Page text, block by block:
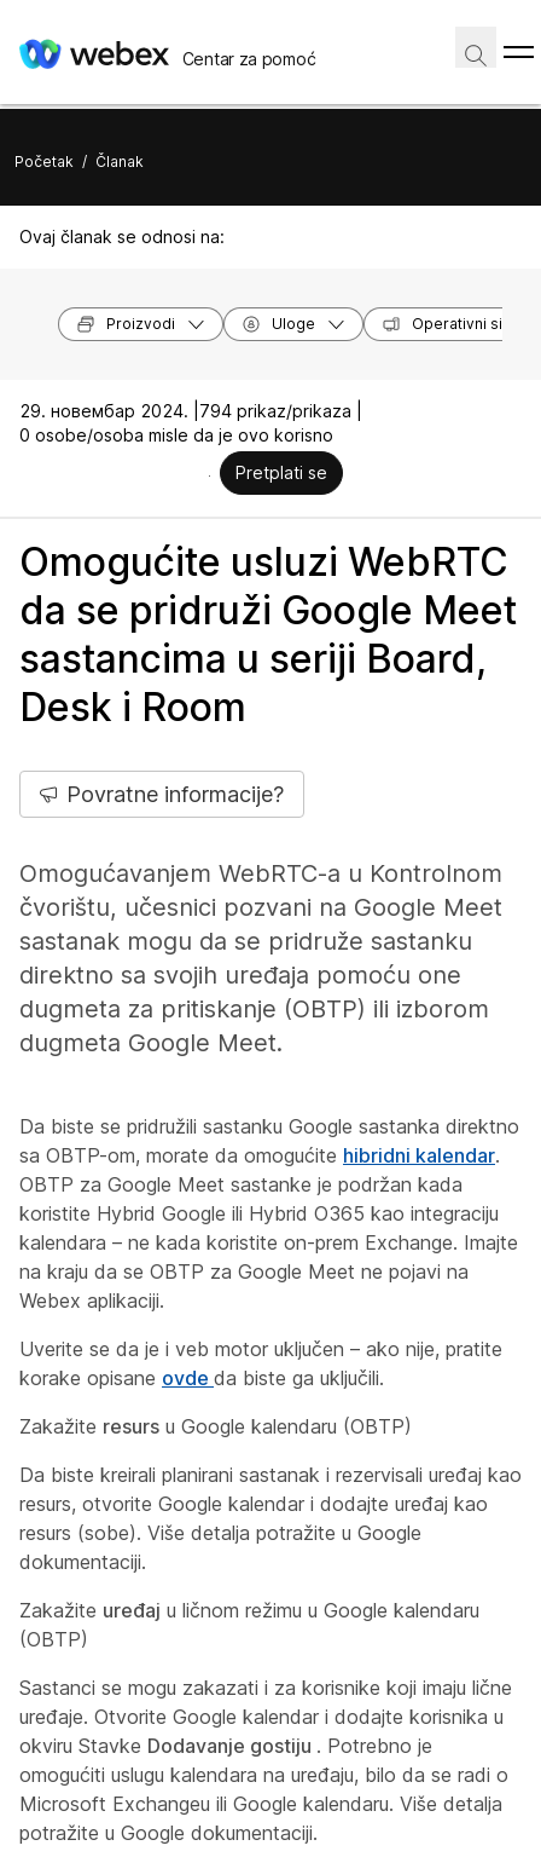
Centar za pomoć
Početak / Članak
Ovaj članak se odnosi na:
Proizvodi Uloge Operativni sistemi
29. новембар 2024. | 794 prikaz/prikaza |
0 osobe/osoba misle da je ovo korisno
Pretplati se
Omogućite usluzi WebRTC
da se pridruži Google Meet
sastancima u seriji Board,
Desk i Room
Povratne informacije?
Omogućavanjem WebRTC-a u Kontrolnom
čvorištu, učesnici pozvani na Google Meet
sastanak mogu da se pridruže sastanku
direktno sa svojih uređaja pomoću one
dugmeta za pritiskanje (OBTP) ili izborom
dugmeta Google Meet.
Da biste se pridružili sastanku Google sastanka direktno
sa OBTP-om, morate da omogućite hibridni kalendar.
OBTP za Google Meet sastanke je podržan kada
koristite Hybrid Google ili Hybrid O365 kao integraciju
kalendara – ne kada koristite on-prem Exchange. Imajte
na kraju da se OBTP za Google Meet ne pojavi na
Webex aplikaciji.
Uverite se da je i veb motor uključen – ako nije, pratite
korake opisane ovde da biste ga uključili.
Zakažite resurs u Google kalendaru (OBTP)
Da biste kreirali planirani sastanak i rezervisali uređaj kao
resurs, otvorite Google kalendar i dodajte uređaj kao
resurs (sobe). Više detalja potražite u Google
dokumentaciji.
Zakažite uređaj u ličnom režimu u Google kalendaru
(OBTP)
Sastanci se mogu zakazati i za korisnike koji imaju lične
uređaje. Otvorite Google kalendar i dodajte korisnika u
okviru Stavke Dodavanje gostiju . Potrebno je
omogućiti uslugu kalendara na uređaju, bilo da se radi o
Microsoft Exchangeu ili Google kalendaru. Više detalja
potražite u Google dokumentaciji.